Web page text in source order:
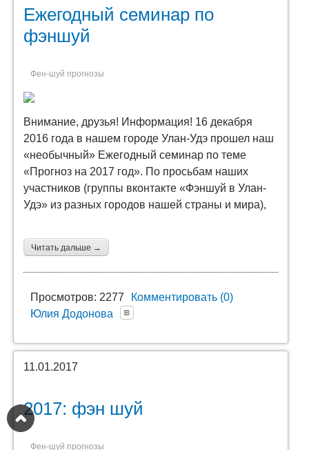
Ежегодный семинар по
фэншуй
Фен-шуй прогнозы
Внимание, друзья! Информация! 16 декабря
2016 года в нашем городе Улан-Удэ прошел наш
«необычный» Ежегодный семинар по теме
«Прогноз на 2017 год». По просьбам наших
участников (группы вконтакте «Фэншуй в Улан-
Удэ» из разных городов нашей страны и мира),
Читать дальше →
Просмотров: 2277
Комментировать (0)
Юлия Додонова
11.01.2017
2017: фэн шуй
Фен-шуй прогнозы